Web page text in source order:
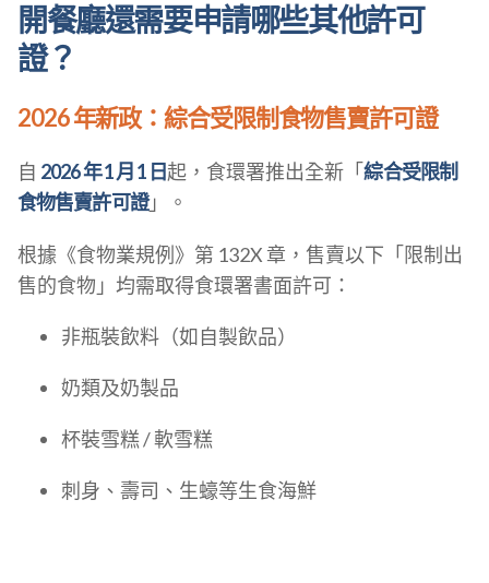
開餐廳還需要申請哪些其他許可
證？
2026 年新政：綜合受限制食物售賣許可證
自 2026 年 1 月 1 日起，食環署推出全新「綜合受限制
食物售賣許可證」。
根據《食物業規例》第 132X 章，售賣以下「限制出
售的食物」均需取得食環署書面許可：
非瓶裝飲料（如自製飲品）
奶類及奶製品
杯裝雪糕 / 軟雪糕
刺身、壽司、生蠔等生食海鮮